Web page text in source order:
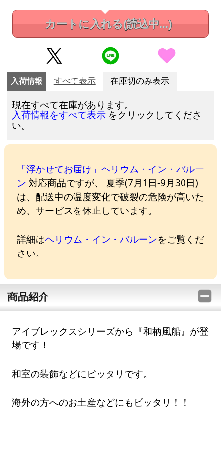
カートに入れる(読込中...)
入荷情報 すべて表示 在庫切のみ表示
現在すべて在庫があります。
入荷情報をすべて表示 をクリックしてくださ
い。
「浮かせてお届け」ヘリウム・イン・バルー
ン 対応商品ですが、 夏季(7月1日-9月30日)
は、配送中の温度変化で破裂の危険が高いた
め、サービスを休止しています。
詳細はヘリウム・イン・バルーンをご覧くだ
さい。
商品紹介
アイブレックスシリーズから『和柄風船』が登
場です！
和室の装飾などにピッタリです。
海外の方へのお土産などにもピッタリ！！